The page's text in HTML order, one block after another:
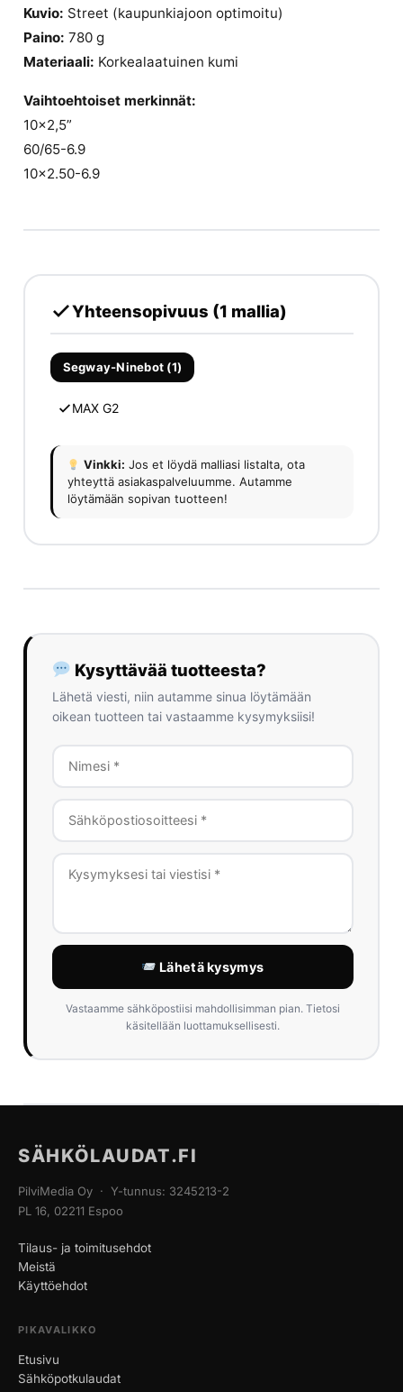
Kuvio: Street (kaupunkiajoon optimoitu)
Paino: 780 g
Materiaali: Korkealaatuinen kumi
Vaihtoehtoiset merkinnät:
10×2,5”
60/65-6.9
10×2.50-6.9
Yhteensopivuus (1 mallia)
Segway-Ninebot (1)
MAX G2
Vinkki: Jos et löydä malliasi listalta, ota
yhteyttä asiakaspalveluumme. Autamme
löytämään sopivan tuotteen!
Kysyttävää tuotteesta?
Lähetä viesti, niin autamme sinua löytämään
oikean tuotteen tai vastaamme kysymyksiisi!
Lähetä kysymys
Vastaamme sähköpostiisi mahdollisimman pian. Tietosi
käsitellään luottamuksellisesti.
SÄHKÖLAUDAT.FI
PilviMedia Oy · Y-tunnus: 3245213-2
PL 16, 02211 Espoo
Tilaus- ja toimitusehdot
Meistä
Käyttöehdot
PIKAVALIKKO
Etusivu
Sähköpotkulaudat